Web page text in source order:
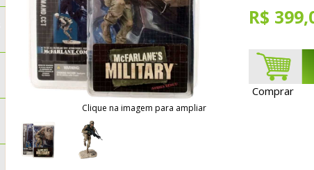
Clique na imagem para ampliar
R$
Comprar